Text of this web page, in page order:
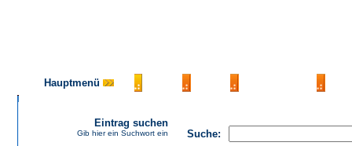
Hauptmenü
Suche:
Eintrag suchen
Gib hier ein Suchwort ein